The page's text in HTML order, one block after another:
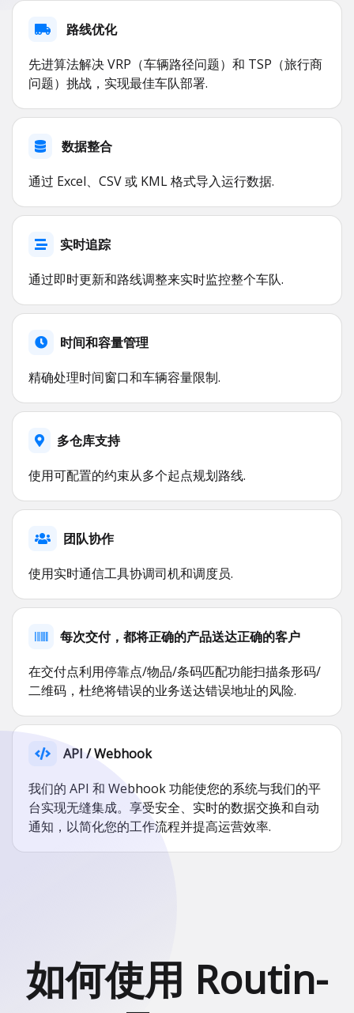
路线优化
先进算法解决 VRP（车辆路径问题）和 TSP（旅行商
问题）挑战，实现最佳车队部署.
数据整合
通过 Excel、CSV 或 KML 格式导入运行数据.
实时追踪
通过即时更新和路线调整来实时监控整个车队.
时间和容量管理
精确处理时间窗口和车辆容量限制.
多仓库支持
使用可配置的约束从多个起点规划路线.
团队协作
使用实时通信工具协调司机和调度员.
每次交付，都将正确的产品送达正确的客户
在交付点利用停靠点/物品/条码匹配功能扫描条形码/
二维码，杜绝将错误的业务送达错误地址的风险.
API / Webhook
我们的 API 和 Webhook 功能使您的系统与我们的平
台实现无缝集成。享受安全、实时的数据交换和自动
通知，以简化您的工作流程并提高运营效率.
如何使用 Routin-